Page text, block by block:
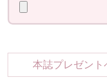
本誌プレゼント